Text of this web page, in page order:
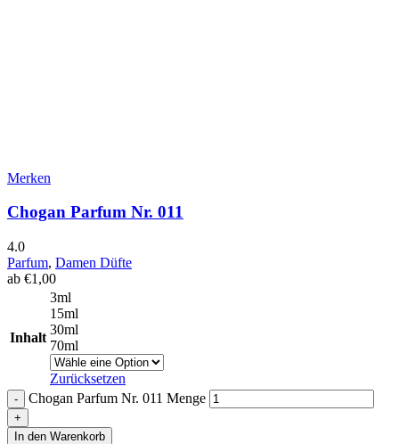
Merken
Chogan Parfum Nr. 011
4.0
Parfum, Damen Düfte
ab €1,00
Inhalt
3ml
15ml
30ml
70ml
Zurücksetzen
Chogan Parfum Nr. 011 Menge
In den Warenkorb